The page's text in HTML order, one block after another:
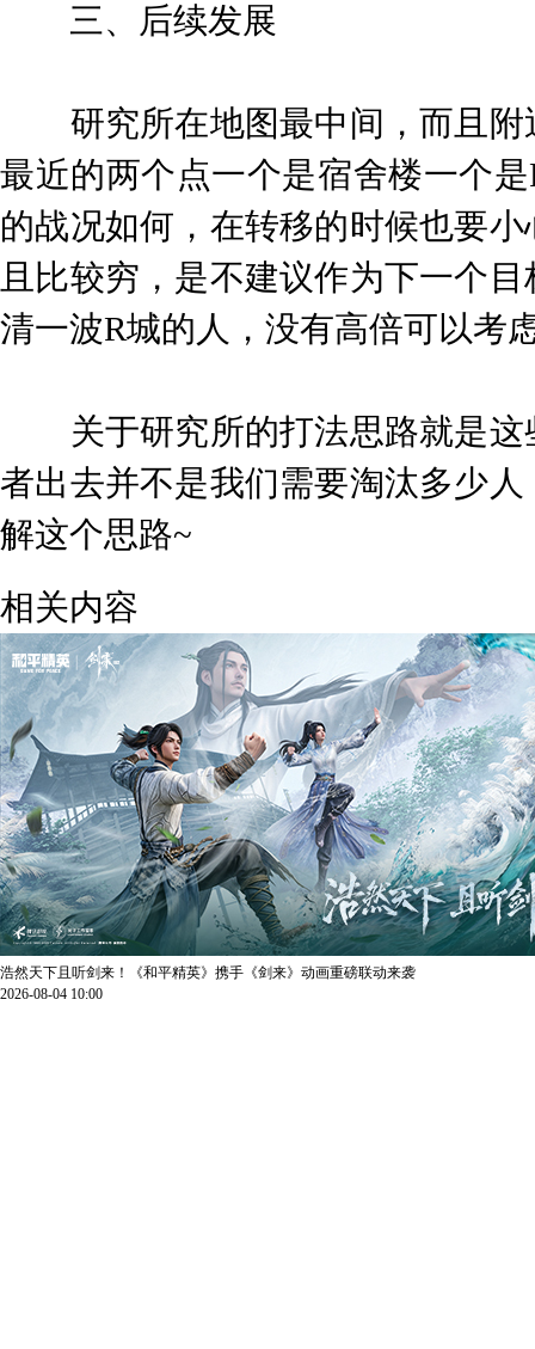
三、后续发展
研究所在地图最中间，而且附
最近的两个点一个是宿舍楼一个
的战况如何，在转移的时候也要
且比较穷，是不建议作为下一个
清一波R城的人，没有高倍可以考
关于研究所的打法思路就是这
者出去并不是我们需要淘汰多少
解这个思路~
相关内容
浩然天下且听剑来！《和平精英》携手《剑来》动画重磅联动来袭
2026-08-04 10:00